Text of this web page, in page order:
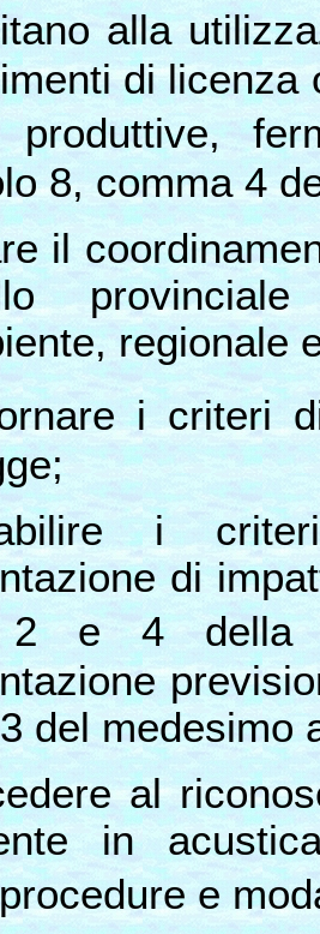
alla
di licenza
8, comma 4
il
regionale
i criteri
i
di
2 e 4 della
del medesimo
al
in
e